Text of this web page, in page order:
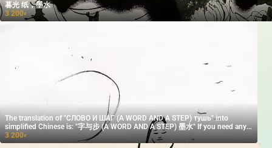
暮光 纸，墨水
3 200₽
The translation of "СЛОВО И ШАГ (A WORD AND A STEP) тушь" into
simplified Chinese is: "字与步 (A WORD AND A STEP) 墨水" If you need any
more assistance, feel free to ask!
3 200₽